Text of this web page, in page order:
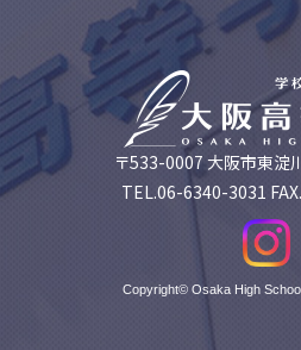
〒533-0007 大阪市東淀
TEL.06-6340-3031
Copyright© Osaka High